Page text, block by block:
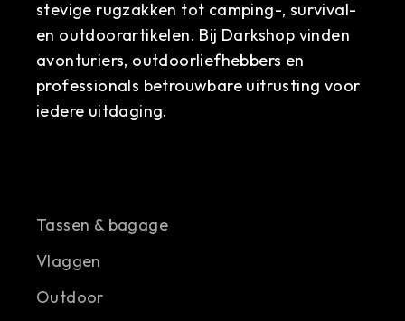
stevige rugzakken tot camping-, survival-
en outdoorartikelen. Bij Darkshop vinden
avonturiers, outdoorliefhebbers en
professionals betrouwbare uitrusting voor
iedere uitdaging.
Tassen & bagage
Vlaggen
Outdoor